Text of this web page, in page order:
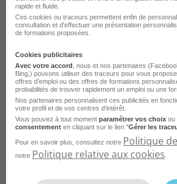
Comptable auxiliaire
rapide et fluide.
Ces cookies ou traceurs permettent enfin de
consultation et d'effectuer une présentation
de formations proposées.
Cookies publicitaires
Avec votre accord , nous et nos partenaires
Bing,) pouvons utiliser des traceurs pour vous
offres d’emploi ou des offres de formations
probabilités de trouver rapidement un emploi ou une
Nos partenaires personnalisent ces publicités en
votre profil et de vos centres d’intérêt.
Vous pouvez à tout moment paramétrer vos choix ou
consentement en cliquant sur le lien "Gérer les
Pour en savoir plus, consultez notre Politique
notre Politique relative aux cookies